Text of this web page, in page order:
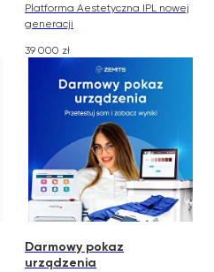
Platforma Aestetyczna IPL nowej
generacji
39 000 zł
Darmowy pokaz
urządzenia